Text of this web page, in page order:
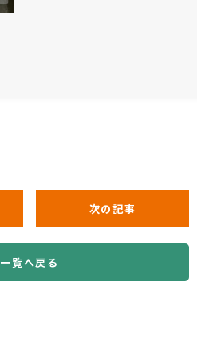
次の記事
一覧へ戻る